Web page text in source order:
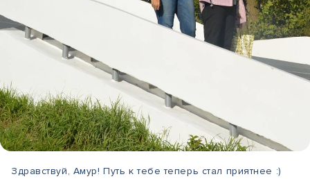
Здравствуй, Амур! Путь к тебе теперь стал приятнее :)